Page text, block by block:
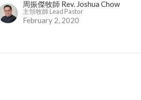
周振傑牧師 Rev. Joshua Chow
主領牧師 Lead Pastor
February 2, 2020